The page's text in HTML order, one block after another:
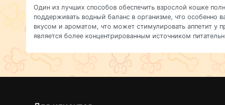
Один из лучших способов обеспечить взрослой кошке
поддерживать водный баланс в организме, что
вкусом и ароматом, что может стимулировать аппетит у
является более концентрированным источником